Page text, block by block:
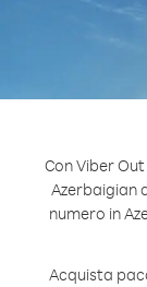
Con Viber
Azerbaigian
numero in
Acquista